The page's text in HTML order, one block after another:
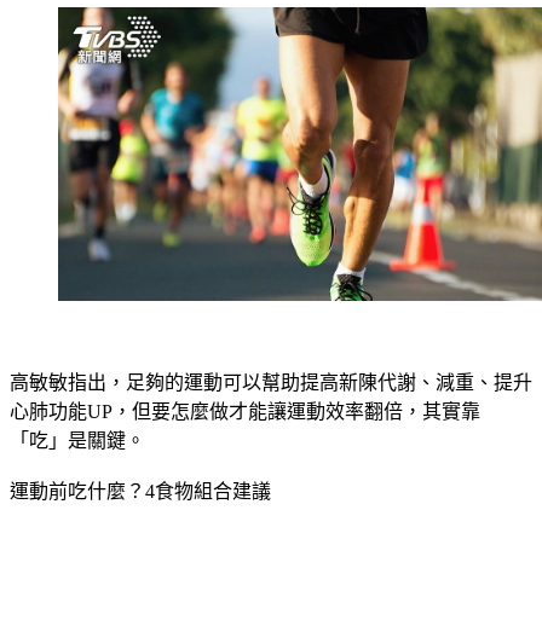
高敏敏指出，足夠的運動可以幫助提高新陳代謝、減重、提升
心肺功能UP，但要怎麼做才能讓運動效率翻倍，其實靠
「吃」是關鍵。
運動前吃什麼？4食物組合建議